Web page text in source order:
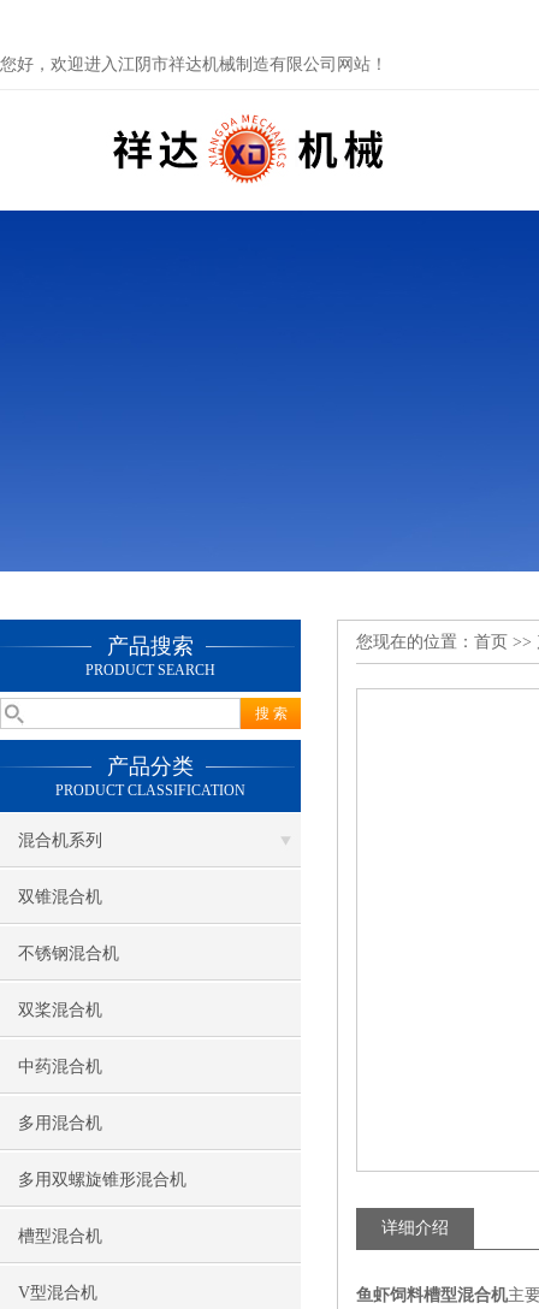
您好，欢迎进入江阴市祥达机械制造有限公司网站！
产品搜索
PRODUCT SEARCH
产品分类
PRODUCT CLASSIFICATION
混合机系列
双锥混合机
不锈钢混合机
双桨混合机
中药混合机
多用混合机
多用双螺旋锥形混合机
槽型混合机
V型混合机
您现在的位置： 首页 >>
详细介绍
鱼虾饲料槽型混合机主